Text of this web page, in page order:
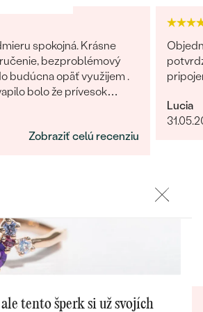
OBJAVIŤ
DRAHOKAMU
spokojná. Krásne
bezproblémový
budúcna opäť využijem .
bolo že prívesok
V realite je to
Zobraziť celú recenziu
Lucia
v Eppi
tento šperk si už svojích